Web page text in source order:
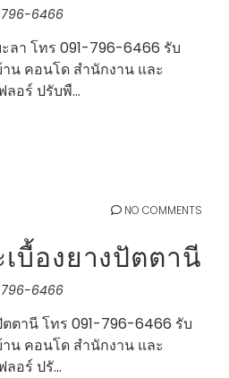
796-6466
ลา โทร 091-796-6466 รับ
น คอนโด สำนักงาน และ
ลอร์ ปรับพื…
NO COMMENTS
บื้องยางปัตตานี
796-6466
ตตานี โทร 091-796-6466 รับ
น คอนโด สำนักงาน และ
ลอร์ ปรั…